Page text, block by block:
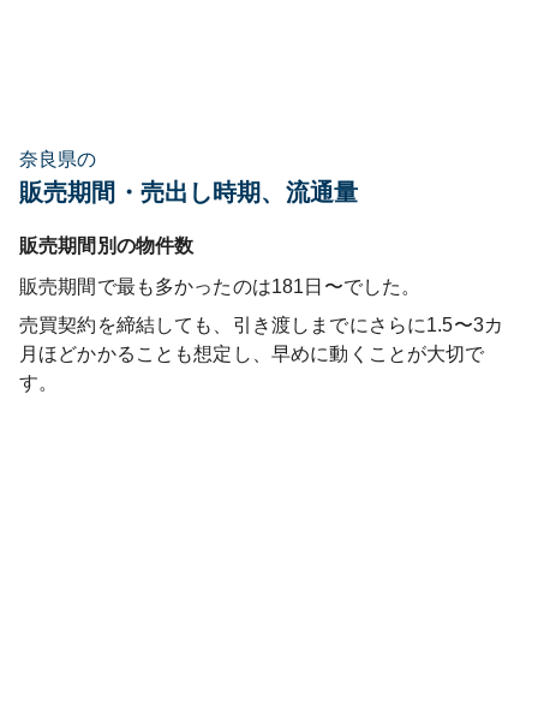
奈良県の
販売期間・売出し時期、流通量
販売期間別の物件数
販売期間で最も多かったのは181日〜でした。
売買契約を締結しても、引き渡しまでにさらに1.5〜3カ
月ほどかかることも想定し、早めに動くことが大切で
す。